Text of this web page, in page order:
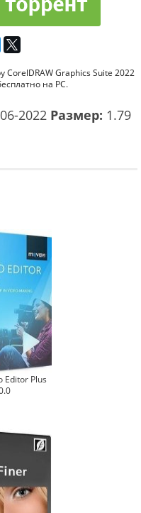
CorelDRAW Graphics Suite 2022
на PC.
2022 Размер: 1.79
Editor Plus